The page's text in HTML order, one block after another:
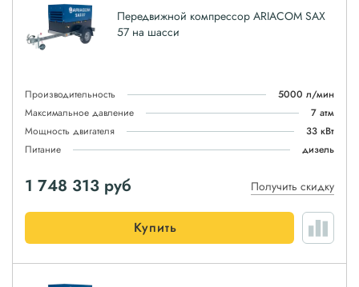
Передвижной компрессор ARIACOM SAX
57 на шасси
Производительность
5000 л/мин
Максимальное давление
7 атм
Мощность двигателя
33 кВт
Питание
дизель
1 748 313 руб Получить скидку
Купить